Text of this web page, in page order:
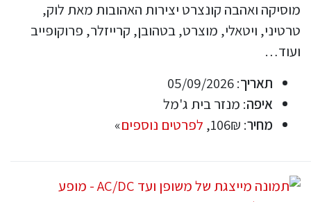
מוסיקה ואהבה קונצרט יצירות האהובות מאת לוק,
טרטיני, ויטאלי, מוצרט, בטהובן, קרייזלר, פרוקופייב
ועוד…
תאריך: 05/09/2026
איפה: מנזר בית ג'מל
מחיר: 106₪, לפרטים נוספים»